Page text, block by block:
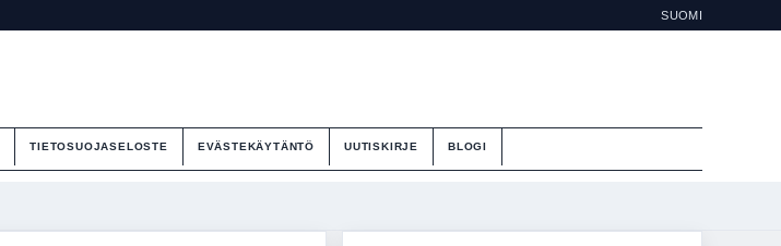
SUOMI
TIETOSUOJASELOSTE EVÄSTEKÄYTÄNTÖ UUTISKIRJE BLOGI